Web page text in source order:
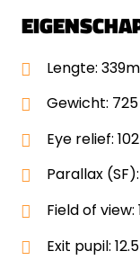
Lengte:
Gewicht:
Eye relief:
Parallax
Field of view:
Exit pupil: